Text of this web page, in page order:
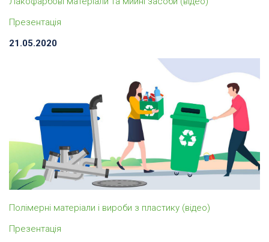
Презентація
21.05.2020
Полімерні матеріали і вироби з пластику (відео)
Презентація